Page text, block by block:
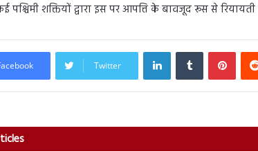
पश्चिमी शक्तियों द्वारा इस पर आपत्ति के बावजूद रूस से
Twitter
LinkedInTumblr